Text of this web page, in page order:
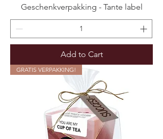
Geschenkverpakking - Tante label
Add to Cart
GRATIS VERPAKKING!